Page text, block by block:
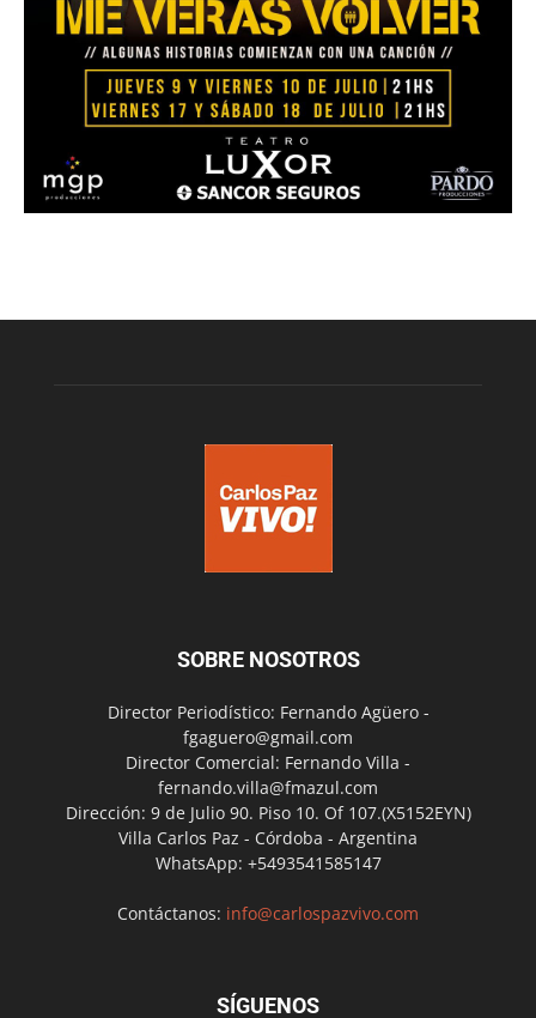
SOBRE NOSOTROS
Director Periodístico: Fernando Agüero -
fgaguero@gmail.com
Director Comercial: Fernando Villa -
fernando.villa@fmazul.com
Dirección: 9 de Julio 90. Piso 10. Of 107.(X5152EYN)
Villa Carlos Paz - Córdoba - Argentina
WhatsApp: +5493541585147
Contáctanos: info@carlospazvivo.com
SÍGUENOS